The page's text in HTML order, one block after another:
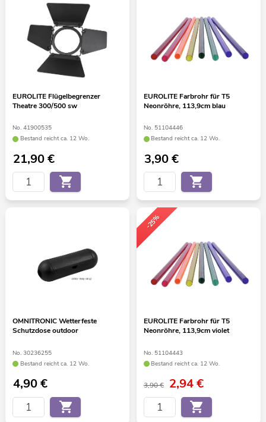
EUROLITE Flügelbegrenzer
Theatre 300/500 sw
No. 41900535
Bestand reicht ca. 12 Wo.
21,90€
EUROLITE Farbrohr für T5
Neonröhre, 113,9cm blau
No. 51104446
Bestand reicht ca. 12 Wo.
3,90€
OMNITRONIC Wetterfeste
Schutzdose outdoor
No. 30236255
Bestand reicht ca. 12 Wo.
4,90€
-25%
EUROLITE Farbrohr für T5
Neonröhre, 113,9cm violet
No. 51104443
Bestand reicht ca. 12 Wo.
3,90 € 2,94€